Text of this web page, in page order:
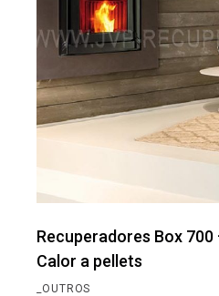
Recuperadores Box
Calor a pellets
_OUTROS